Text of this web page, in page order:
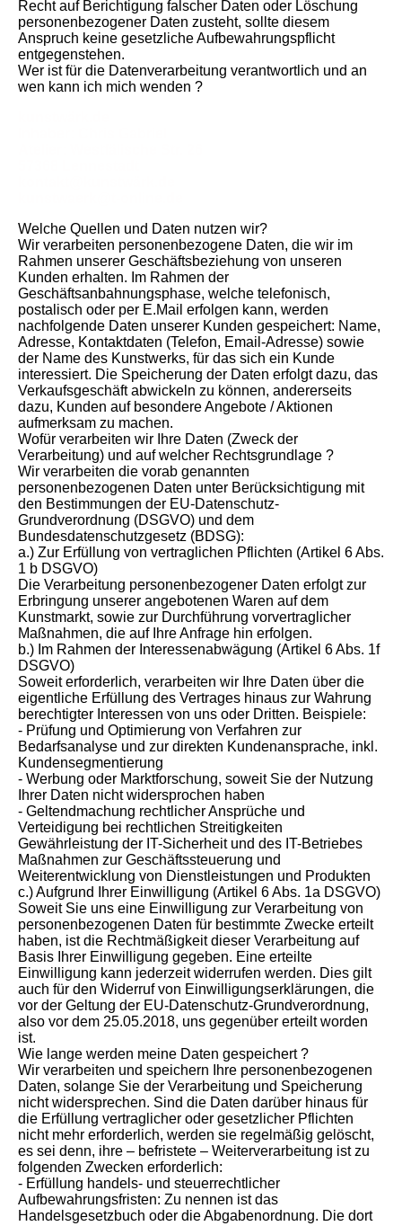
Recht auf Berichtigung falscher Daten oder Löschung
personenbezogener Daten zusteht, sollte diesem
Anspruch keine gesetzliche Aufbewahrungspflicht
entgegenstehen.
Wer ist für die Datenverarbeitung verantwortlich und an
wen kann ich mich wenden ?
Welche Quellen und Daten nutzen wir?
Wir verarbeiten personenbezogene Daten, die wir im
Rahmen unserer Geschäftsbeziehung von unseren
Kunden erhalten. Im Rahmen der
Geschäftsanbahnungsphase, welche telefonisch,
postalisch oder per E.Mail erfolgen kann, werden
nachfolgende Daten unserer Kunden gespeichert: Name,
Adresse, Kontaktdaten (Telefon, Email-Adresse) sowie
der Name des Kunstwerks, für das sich ein Kunde
interessiert. Die Speicherung der Daten erfolgt dazu, das
Verkaufsgeschäft abwickeln zu können, andererseits
dazu, Kunden auf besondere Angebote / Aktionen
aufmerksam zu machen.
Wofür verarbeiten wir Ihre Daten (Zweck der
Verarbeitung) und auf welcher Rechtsgrundlage ?
Wir verarbeiten die vorab genannten
personenbezogenen Daten unter Berücksichtigung mit
den Bestimmungen der EU-Datenschutz-
Grundverordnung (DSGVO) und dem
Bundesdatenschutzgesetz (BDSG):
a.) Zur Erfüllung von vertraglichen Pflichten (Artikel 6 Abs.
1 b DSGVO)
Die Verarbeitung personenbezogener Daten erfolgt zur
Erbringung unserer angebotenen Waren auf dem
Kunstmarkt, sowie zur Durchführung vorvertraglicher
Maßnahmen, die auf Ihre Anfrage hin erfolgen.
b.) Im Rahmen der Interessenabwägung (Artikel 6 Abs. 1f
DSGVO)
Soweit erforderlich, verarbeiten wir Ihre Daten über die
eigentliche Erfüllung des Vertrages hinaus zur Wahrung
berechtigter Interessen von uns oder Dritten. Beispiele:
- Prüfung und Optimierung von Verfahren zur
Bedarfsanalyse und zur direkten Kundenansprache, inkl.
Kundensegmentierung
- Werbung oder Marktforschung, soweit Sie der Nutzung
Ihrer Daten nicht widersprochen haben
- Geltendmachung rechtlicher Ansprüche und
Verteidigung bei rechtlichen Streitigkeiten
Gewährleistung der IT-Sicherheit und des IT-Betriebes
Maßnahmen zur Geschäftssteuerung und
Weiterentwicklung von Dienstleistungen und Produkten
c.) Aufgrund Ihrer Einwilligung (Artikel 6 Abs. 1a DSGVO)
Soweit Sie uns eine Einwilligung zur Verarbeitung von
personenbezogenen Daten für bestimmte Zwecke erteilt
haben, ist die Rechtmäßigkeit dieser Verarbeitung auf
Basis Ihrer Einwilligung gegeben. Eine erteilte
Einwilligung kann jederzeit widerrufen werden. Dies gilt
auch für den Widerruf von Einwilligungserklärungen, die
vor der Geltung der EU-Datenschutz-Grundverordnung,
also vor dem 25.05.2018, uns gegenüber erteilt worden
ist.
Wie lange werden meine Daten gespeichert ?
Wir verarbeiten und speichern Ihre personenbezogenen
Daten, solange Sie der Verarbeitung und Speicherung
nicht widersprechen. Sind die Daten darüber hinaus für
die Erfüllung vertraglicher oder gesetzlicher Pflichten
nicht mehr erforderlich, werden sie regelmäßig gelöscht,
es sei denn, ihre – befristete – Weiterverarbeitung ist zu
folgenden Zwecken erforderlich:
- Erfüllung handels- und steuerrechtlicher
Aufbewahrungsfristen: Zu nennen ist das
Handelsgesetzbuch oder die Abgabenordnung. Die dort